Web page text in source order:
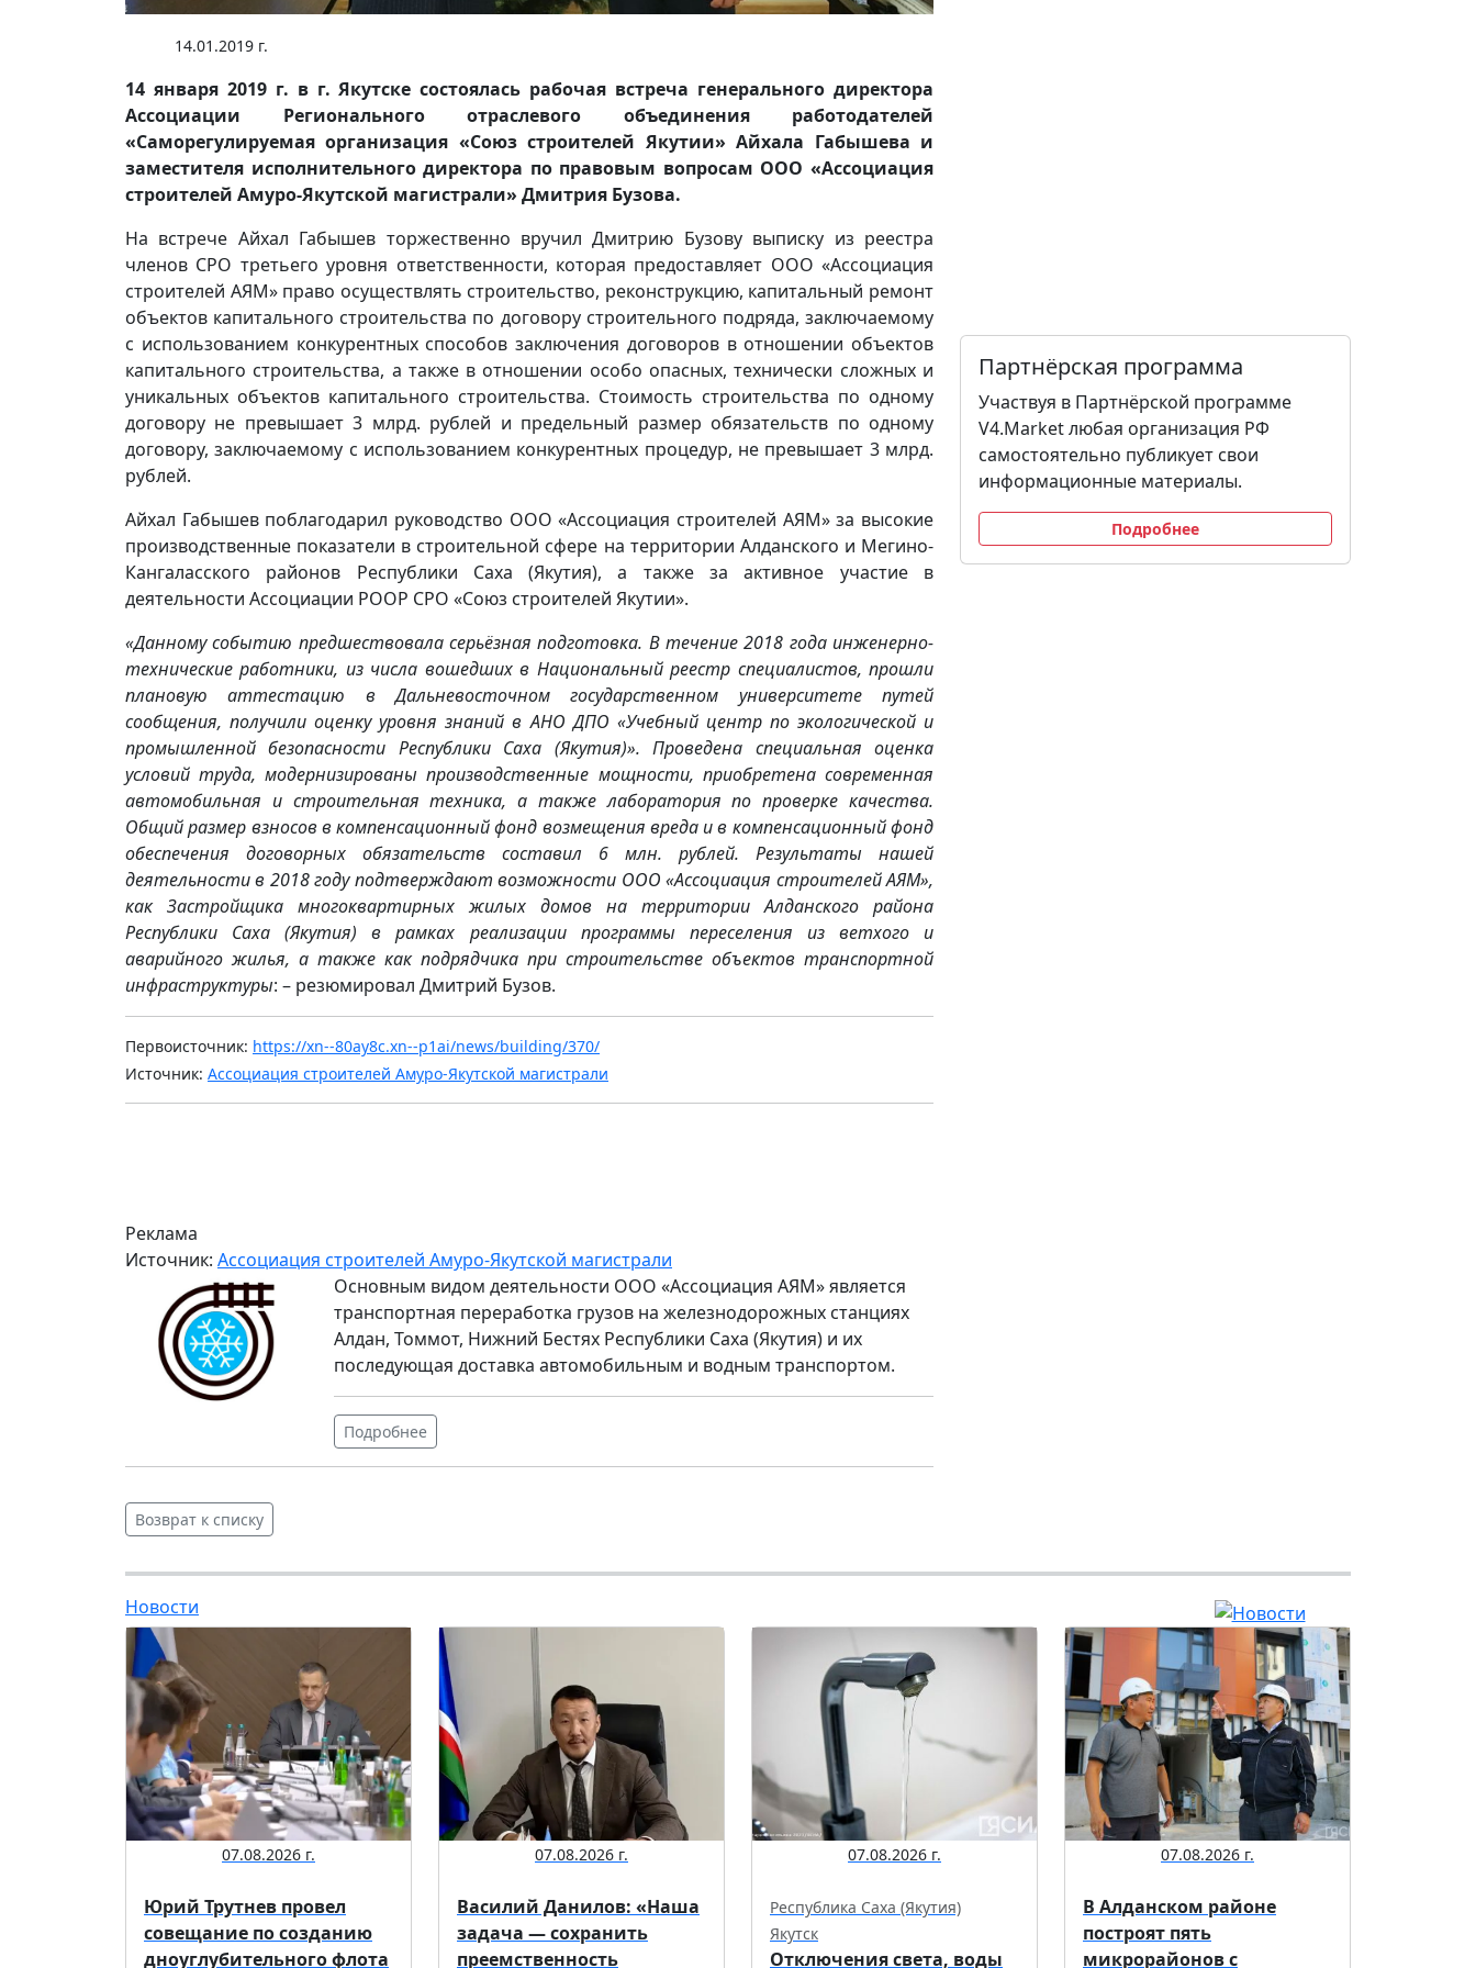
14.01.2019 г.
14 января 2019 г. в г. Якутске состоялась рабочая встреча генерального директора
Ассоциации Регионального отраслевого объединения работодателей
«Саморегулируемая организация «Союз строителей Якутии» Айхала Габышева и
заместителя исполнительного директора по правовым вопросам ООО «Ассоциация
строителей Амуро-Якутской магистрали» Дмитрия Бузова.
На встрече Айхал Габышев торжественно вручил Дмитрию Бузову выписку из реестра
членов СРО третьего уровня ответственности, которая предоставляет ООО «Ассоциация
строителей АЯМ» право осуществлять строительство, реконструкцию, капитальный ремонт
объектов капитального строительства по договору строительного подряда, заключаемому
с использованием конкурентных способов заключения договоров в отношении объектов
капитального строительства, а также в отношении особо опасных, технически сложных и
уникальных объектов капитального строительства. Стоимость строительства по одному
договору не превышает 3 млрд. рублей и предельный размер обязательств по одному
договору, заключаемому с использованием конкурентных процедур, не превышает 3 млрд.
рублей.
Айхал Габышев поблагодарил руководство ООО «Ассоциация строителей АЯМ» за высокие
производственные показатели в строительной сфере на территории Алданского и Мегино-
Кангаласского районов Республики Саха (Якутия), а также за активное участие в
деятельности Ассоциации РООР СРО «Союз строителей Якутии».
«Данному событию предшествовала серьёзная подготовка. В течение 2018 года инженерно-
технические работники, из числа вошедших в Национальный реестр специалистов, прошли
плановую аттестацию в Дальневосточном государственном университете путей
сообщения, получили оценку уровня знаний в АНО ДПО «Учебный центр по экологической и
промышленной безопасности Республики Саха (Якутия)». Проведена специальная оценка
условий труда, модернизированы производственные мощности, приобретена современная
автомобильная и строительная техника, а также лаборатория по проверке качества.
Общий размер взносов в компенсационный фонд возмещения вреда и в компенсационный фонд
обеспечения договорных обязательств составил 6 млн. рублей. Результаты нашей
деятельности в 2018 году подтверждают возможности ООО «Ассоциация строителей АЯМ»,
как Застройщика многоквартирных жилых домов на территории Алданского района
Республики Саха (Якутия) в рамках реализации программы переселения из ветхого и
аварийного жилья, а также как подрядчика при строительстве объектов транспортной
инфраструктуры: – резюмировал Дмитрий Бузов.
Первоисточник: https://xn--80ay8c.xn--p1ai/news/building/370/
Источник: Ассоциация строителей Амуро-Якутской магистрали
Реклама
Источник: Ассоциация строителей Амуро-Якутской магистрали
Основным видом деятельности ООО «Ассоциация АЯМ» является
транспортная переработка грузов на железнодорожных станциях
Алдан, Томмот, Нижний Бестях Республики Саха (Якутия) и их
последующая доставка автомобильным и водным транспортом.
Подробнее
Партнёрская программа
Участвуя в Партнёрской программе
V4.Market любая организация РФ
самостоятельно публикует свои
информационные материалы.
Подробнее
Возврат к списку
Новости
07.08.2026 г.
Юрий Трутнев провел
совещание по созданию
дноуглубительного флота
07.08.2026 г.
Василий Данилов: «Наша
задача — сохранить
преемственность
07.08.2026 г.
Республика Саха (Якутия)
Якутск
Отключения света, воды
07.08.2026 г.
В Алданском районе
построят пять
микрорайонов с